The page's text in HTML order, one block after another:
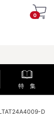
0
特 集
D